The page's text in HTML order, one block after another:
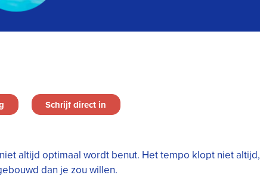
Schrijf direct in
altijd optimaal wordt benut. Het tempo klopt niet altijd,
dan je zou willen.